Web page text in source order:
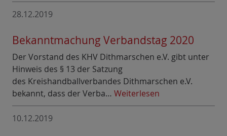
28.12.2019
Bekanntmachung Verbandstag 2020
Der Vorstand des KHV Dithmarschen e.V. gibt unter
Hinweis des § 13 der Satzung
des Kreishandballverbandes Dithmarschen e.V.
bekannt, dass der Verba… Weiterlesen
10.12.2019